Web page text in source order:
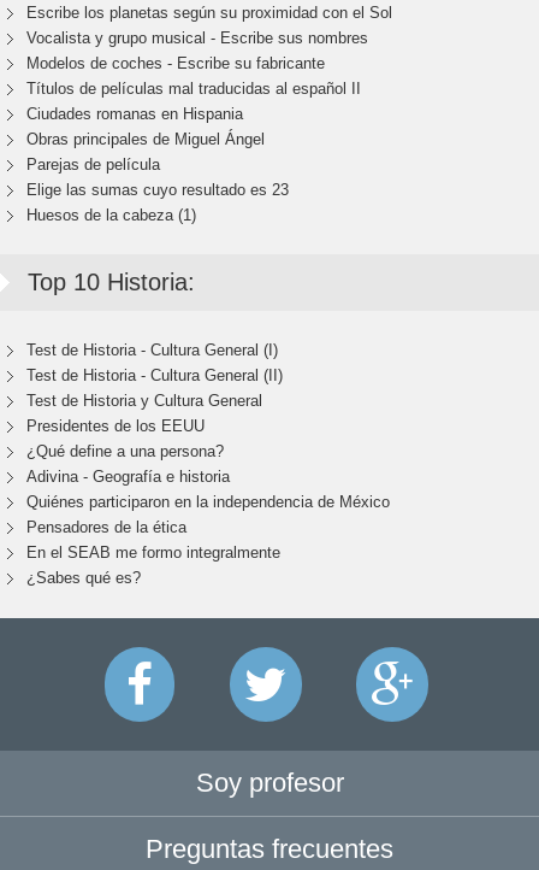
Escribe los planetas según su proximidad con el Sol
Vocalista y grupo musical - Escribe sus nombres
Modelos de coches - Escribe su fabricante
Títulos de películas mal traducidas al español II
Ciudades romanas en Hispania
Obras principales de Miguel Ángel
Parejas de película
Elige las sumas cuyo resultado es 23
Huesos de la cabeza (1)
Top 10 Historia:
Test de Historia - Cultura General (I)
Test de Historia - Cultura General (II)
Test de Historia y Cultura General
Presidentes de los EEUU
¿Qué define a una persona?
Adivina - Geografía e historia
Quiénes participaron en la independencia de México
Pensadores de la ética
En el SEAB me formo integralmente
¿Sabes qué es?
Soy profesor
Preguntas frecuentes